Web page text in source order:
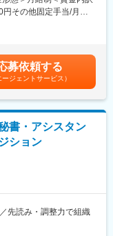
、地域の皆様と共に手
の医療法人です。
に根差して運営してい
報整理・アクション落
順位付け、進捗管理
の調整・連携
ジタル基盤の3軸で事業
年には契約件数100万
その他固定手当/月：
（基本給）：290,000
円固定残業手当/月：
時間or40時間）■通常
づき決定）■自社発電お
金額であり、選考を通じ
固定手当を含めた表記
募依頼する
ージェントサービス）
書・アシスタン
ション
先読み・調整力で組織